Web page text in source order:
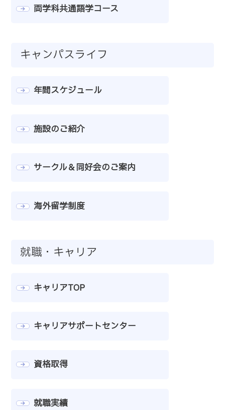
両学科共通語学コース
キャンパスライフ
年間スケジュール
施設のご紹介
サークル＆同好会のご案内
海外留学制度
就職・キャリア
キャリアTOP
キャリアサポートセンター
資格取得
就職実績